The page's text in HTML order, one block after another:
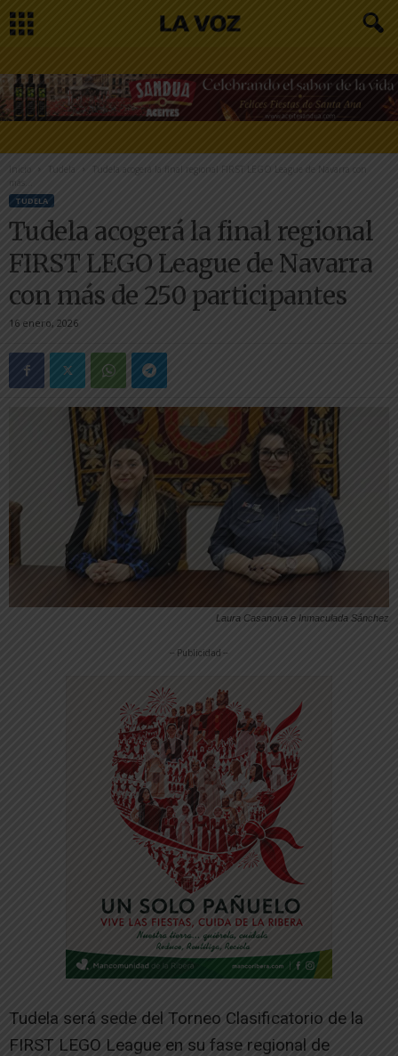
Inicio Tudela
Tudela acogerá la final regional FIRST LEGO League de Navarra con
TUDELA
Tudela acogerá la final regional
FIRST LEGO League de Navarra
con más de 250 participantes
16 enero, 2026
Laura Casanova e Inmaculada Sánchez
-- Publicidad --
Tudela será sede del Torneo Clasificatorio de la
FIRST LEGO League en su fase regional de